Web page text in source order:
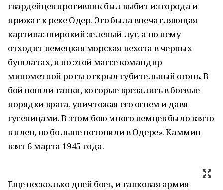
гвардейцев противник был выбит из города и
прижат к реке Одер. Это была впечатляющая
картина: широкий зеленый луг, а по нему
отходит немецкая морская пехота в черных
бушлатах, и по этой массе командир
минометной роты открыл губительный огонь. В
бой пошли танки, которые врезались в боевые
порядки врага, уничтожая его огнем и давя
гусеницами. В этом бою много немцев было взято
в плен, но больше потопили в Одере». Каммин
взят 6 марта 1945 года.
Еще несколько дней боев, и танковая армия